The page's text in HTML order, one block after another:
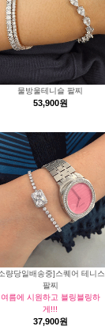
물방울테니슬 팔찌
53,900원
량당일배송중]스퀘어 테니스
팔찌
여름에 시원하고 블링블링하
게!!!
37,900원